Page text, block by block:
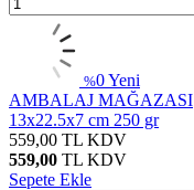
%0Yeni
AMBALAJ MAĞAZASI
13x22.5x7 cm 250 gr
559,00 TL KDV
559,00 TL KDV
Sepete Ekle